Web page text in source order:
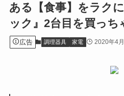
ある【食事】をラク
ック』2台目を買っち
広告 調理器具 家電 2020年4